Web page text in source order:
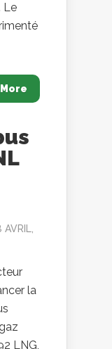
Le
AVRIL,
la
LNG,